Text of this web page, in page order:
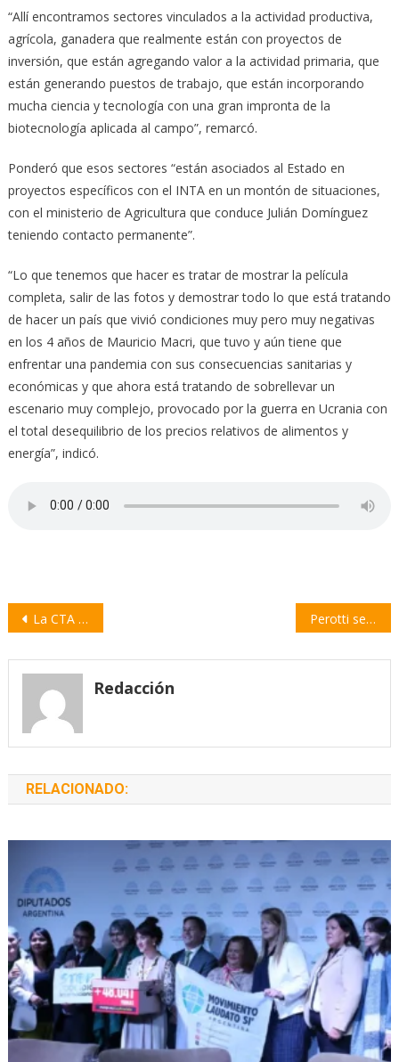
“Allí encontramos sectores vinculados a la actividad productiva,
agrícola, ganadera que realmente están con proyectos de
inversión, que están agregando valor a la actividad primaria, que
están generando puestos de trabajo, que están incorporando
mucha ciencia y tecnología con una gran impronta de la
biotecnología aplicada al campo”, remarcó.
Ponderó que esos sectores “están asociados al Estado en
proyectos específicos con el INTA en un montón de situaciones,
con el ministerio de Agricultura que conduce Julián Domínguez
teniendo contacto permanente”.
“Lo que tenemos que hacer es tratar de mostrar la película
completa, salir de las fotos y demostrar todo lo que está tratando
de hacer un país que vivió condiciones muy pero muy negativas
en los 4 años de Mauricio Macri, que tuvo y aún tiene que
enfrentar una pandemia con sus consecuencias sanitarias y
económicas y que ahora está tratando de sobrellevar un
escenario muy complejo, provocado por la guerra en Ucrania con
el total desequilibrio de los precios relativos de alimentos y
energía”, indicó.
Navegación
entradas
La CTA Autónoma se declara en estado de asamblea permanente Perotti se reunió con Scioli: firmaron convenios para brindar financiamiento a Pymes
Redacción
RELACIONADO: